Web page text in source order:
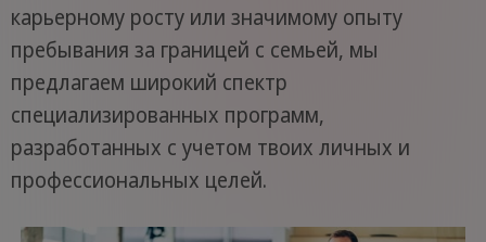
карьерному росту или значимому опыту
пребывания за границей с семьей, мы
предлагаем широкий спектр
специализированных программ,
разработанных с учетом твоих личных и
профессиональных целей.